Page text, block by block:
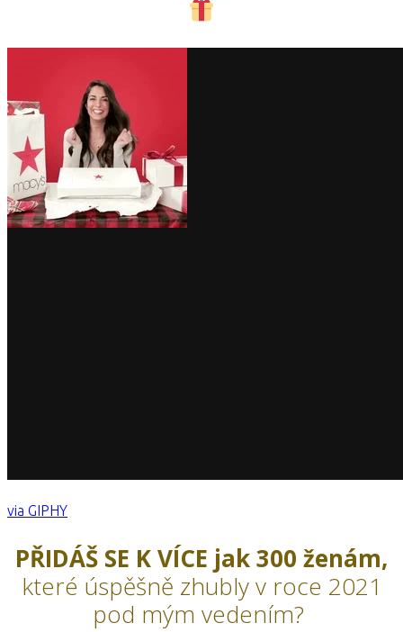
via GIPHY
PŘIDÁŠ SE K VÍCE jak 300 ženám,
které úspěšně zhubly v roce 2021
pod mým vedením?